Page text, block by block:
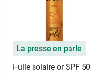
La presse en parle
Huile solaire or SPF 50